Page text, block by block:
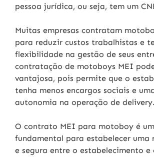
pessoa jurídica, ou seja, tem um
Muitas empresas contratam
para reduzir custos trabalhistas e
flexibilidade na gestão de seus
contratação de motoboys MEI
vantajosa, pois permite que o
tenha menos encargos sociais e
autonomia na operação de delivery.
O contrato MEI para motoboy é
fundamental para estabelecer uma
e segura entre o estabelecimento